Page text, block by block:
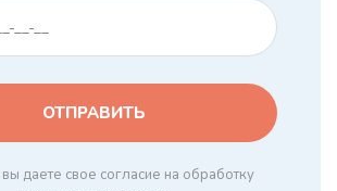
даете свое согласие на обработку